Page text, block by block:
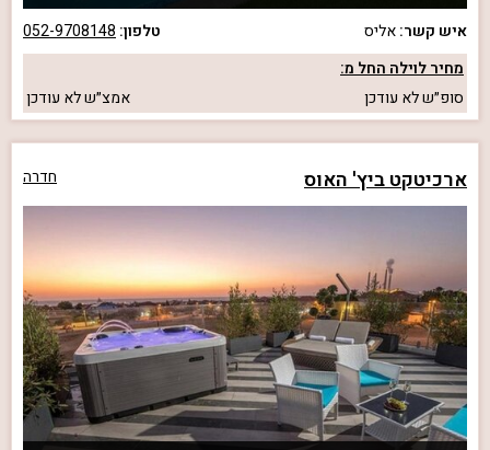
איש קשר:אליס טלפון: 052-9708148
מחיר לוילה החל מ:
סופ״שלא עודכן אמצ״שלא עודכן
ארכיטקט ביץ' האוס חדרה